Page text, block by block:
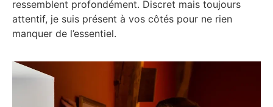
ressemblent profondément. Discret mais toujours
attentif, je suis présent à vos côtés pour ne rien
manquer de l’essentiel.